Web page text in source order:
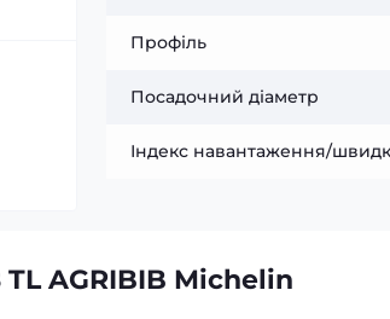
Профіль
Посадочний діаметр
Індекс навантаження/
AGRIBIB Michelin